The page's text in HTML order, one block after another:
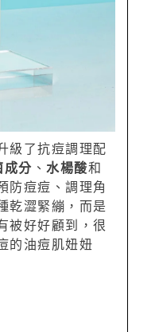
級了抗痘調理配
成分 、 水楊酸和
防痘痘、調理角
乾澀緊繃，而是
被好好顧到，很
的油痘肌妞妞